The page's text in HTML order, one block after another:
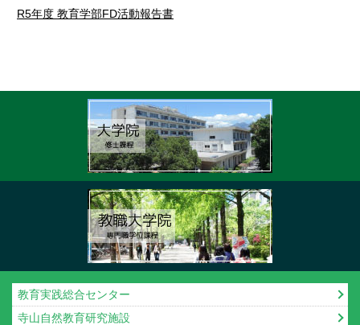
R5年度 教育学部FD活動報告書
教育実践総合センター
寺山自然教育研究施設